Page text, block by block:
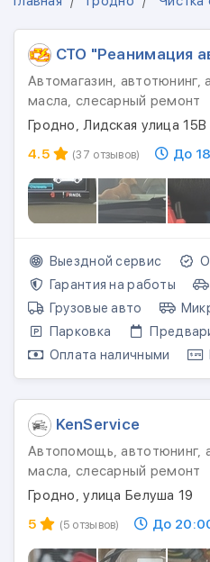
СТО "Реанимация
Автомагазин, автотюнинг,
масла, слесарный ремонт
Гродно, Лидская улица 15В
4.5
(37 отзывов) До
Выездной сервис
Гарантия на работы
Грузовые авто
Парковка
Оплата наличными
KenService
Автопомощь, автотюнинг,
масла, слесарный ремонт
Гродно, улица Белуша 19
5
(5 отзывов) До